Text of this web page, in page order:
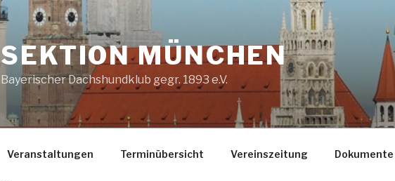
SEKTION MÜNCHEN
Bayerischer Dachshundklub gegr. 1893 e.V.
Veranstaltungen Terminübersicht Vereinszeitung Dokumente